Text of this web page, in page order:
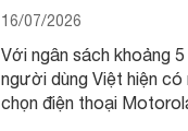
16/07/2026
Với ngân sách khoảng
người dùng Việt hiện có
chọn điện thoại